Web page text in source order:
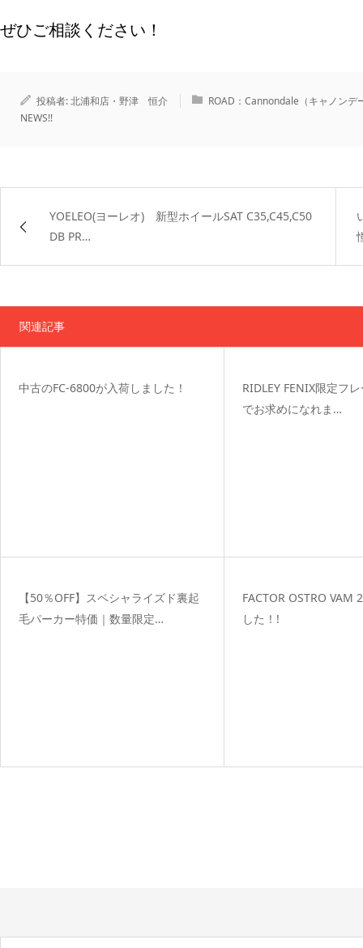
ぜひご相談ください！
投稿者:北浦和店・野津 恒介
ROAD：Cannondale（キャノンデ
NEWS!!
YOELEO(ヨーレオ) 新型ホイールSAT C35,C45,C50
DB PR…
関連記事
中古のFC-6800が入荷しました！
RIDLEY FENIX限定フ
でお求めになれま…
【50％OFF】スペシャライズド裏起
毛パーカー特価｜数量限定…
FACTOR OSTRO VAM
した！!